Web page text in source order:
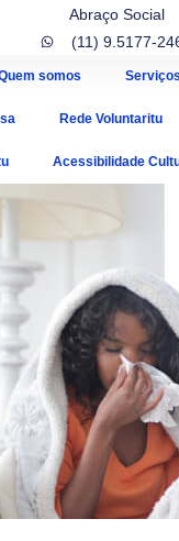
Abraço Social
(11) 9.5177-
somos Serviços
Rede Voluntaritu
Acessibilidade